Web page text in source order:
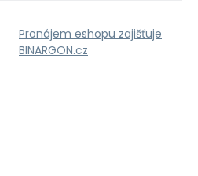
Pronájem eshopu zajišťuje
BINARGON.cz